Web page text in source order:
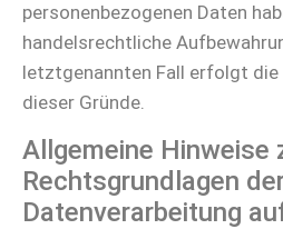
personenbezogenen Daten
handelsrechtliche
letztgenannten Fall erfolgt
dieser Gründe.
Allgemeine Hinweise
Rechtsgrundlagen
Datenverarbeitung